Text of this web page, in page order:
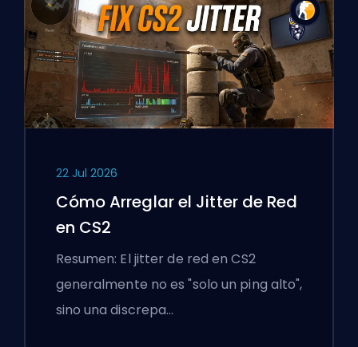
22 Jul 2026
Cómo Arreglar el Jitter de Red
en CS2
Resumen: El jitter de red en CS2
generalmente no es "solo un ping alto",
sino una discrepa…